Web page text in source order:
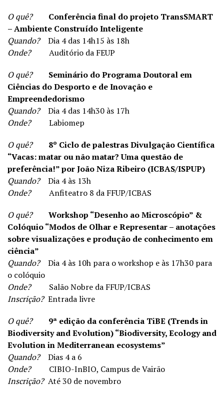
O quê?
Conferência final do projeto TransSMART
– Ambiente Construído Inteligente
Quando?Dia 4 das 14h15 às 18h
Onde?Auditório da FEUP
O quê?
Seminário do Programa Doutoral em
Ciências do Desporto e de Inovação e
Empreendedorismo
Quando?Dia 4 das 14h30 às 17h
Onde?Labiomep
O quê?
8º Ciclo de palestras Divulgação Científica
“Vacas: matar ou não matar? Uma questão de
preferência!” por João Niza Ribeiro (ICBAS/ISPUP)
Quando?Dia 4 às 13h
Onde?Anfiteatro 8 da FFUP/ICBAS
O quê?
Workshop “Desenho ao Microscópio” &
Colóquio “Modos de Olhar e Representar – anotações
sobre visualizações e produção de conhecimento em
ciência”
Quando?Dia 4 às 10h para o workshop e às 17h30 para
o colóquio
Onde?Salão Nobre da FFUP/ICBAS
Inscrição?Entrada livre
O quê?
9ª edição da conferência TiBE (Trends in
Biodiversity and Evolution) “Biodiversity, Ecology and
Evolution in Mediterranean ecosystems”
Quando?Dias 4 a 6
Onde?CIBIO-InBIO, Campus de Vairão
Inscrição?Até 30 de novembro